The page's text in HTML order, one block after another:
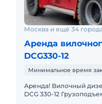
Москва и ещё 34
Аренда
DCG330-12
Минимальное время
Аренда! Вилочный дизельный Автопогрузчик Kalmar
DCG 330-12